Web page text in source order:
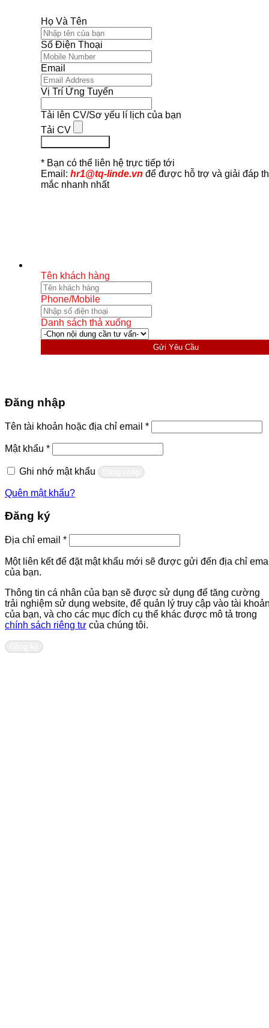
Họ Và Tên
Số Điện Thoại
Email
Vị Trí Ứng Tuyển
Tải lên CV/Sơ yếu lí lịch của bạn
Tải CV
* Bạn có thể liên hệ trực tiếp tới
Email: hr1@tq-linde.vn để được hỗ trợ và giải đáp
mắc nhanh nhất
Tên khách hàng
Phone/Mobile
Danh sách thả xuống
Gửi Yêu Cầu
Đăng nhập
Tên tài khoản hoặc địa chỉ email *Bắt
buộc
Mật khẩu *Bắt
buộc
Ghi nhớ mật khẩu
Quên mật khẩu?
Đăng ký
Địa chỉ email *Bắt
buộc
Một liên kết để đặt mật khẩu mới sẽ được gửi đến địa chỉ
của bạn.
Thông tin cá nhân của bạn sẽ được sử dụng để tăng cường
trải nghiệm sử dụng website, để quản lý truy cập vào tài
của bạn, và cho các mục đích cụ thể khác được mô tả trong
chính sách riêng tư của chúng tôi.